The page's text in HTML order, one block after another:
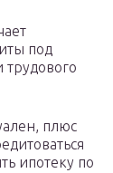
под
трудового
плюс
ипотеку по